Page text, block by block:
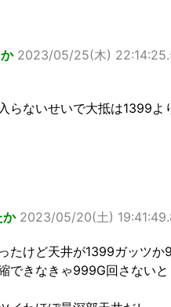
2023/05/25(木)
らないせいで大抵は1399
か 2023/05/20(土)
たけど天井が1399ガッツ
できなきゃ999G回さない